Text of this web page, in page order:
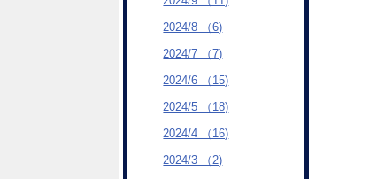
2024/8 （6)
2024/7 （7)
2024/6 （15)
2024/5 （18)
2024/4 （16)
2024/3 （2)